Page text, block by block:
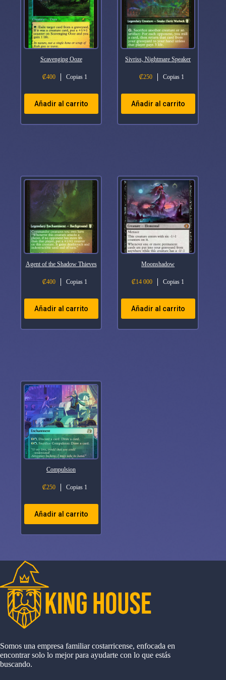
Scavenging Ooze
₡400 Copias 1
Añadir al carrito
Sivriss, Nightmare Speaker
₡250 Copias 1
Añadir al carrito
Agent of the Shadow Thieves
₡400 Copias 1
Añadir al carrito
Moonshadow
₡14 000 Copias 1
Añadir al carrito
Compulsion
₡250 Copias 1
Añadir al carrito
Somos una empresa familiar costarricense, enfocada en
encontrar solo lo mejor para ayudarte con lo que estás
buscando.